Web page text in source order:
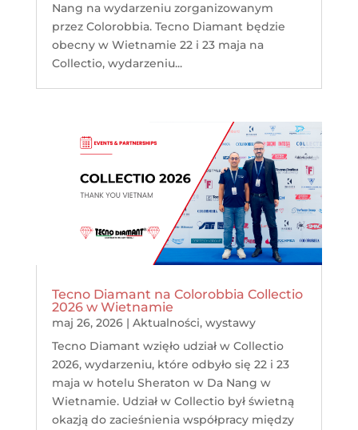
Nang na wydarzeniu zorganizowanym
przez Colorobbia. Tecno Diamant będzie
obecny w Wietnamie 22 i 23 maja na
Collectio, wydarzeniu...
Tecno Diamant na Colorobbia Collectio
2026 w Wietnamie
maj 26, 2026| Aktualności, wystawy
Tecno Diamant wzięło udział w Collectio
2026, wydarzeniu, które odbyło się 22 i 23
maja w hotelu Sheraton w Da Nang w
Wietnamie. Udział w Collectio był świetną
okazją do zacieśnienia współpracy między